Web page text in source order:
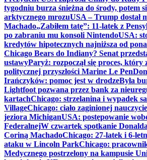
tygodniu burza śnieżna do środy, potem
arktycznego mrozuUSA – Trump dostał
Machado„Zabiłem tatę”: 11-latek z
po zabraniu mu konsoli NintendoUSA:
kredytów hipotecznych najniższa od
Chicago Bears do Indiany? Senat
ustawyParyż: rozpoczął się proces, który
politycznej przyszłości Marine Le Pen
Irańczyków: pomoc jest w drodzeByła
Lightfoot pozwana przez bank za
kartachChicago: strzelanina i wypadek
VillageChicago: ciało zaginionej
jeziora MichiganUSA: postępowanie
FederalnejW czwartek spotkanie
Coriną MachadoChicago: 27-latek i 6-
ataku w Lincoln ParkChicago:
Medycznego postrzelony na kampusie